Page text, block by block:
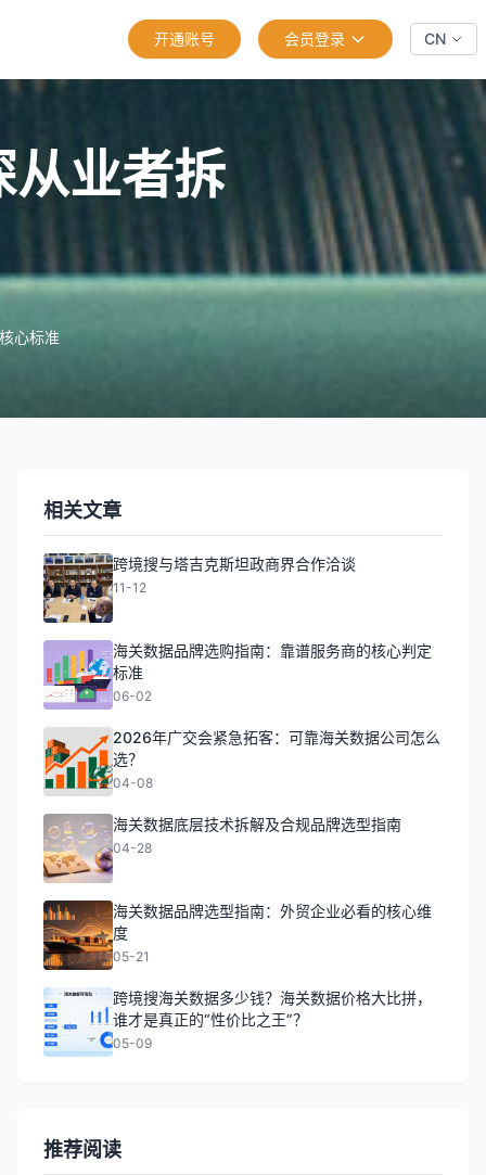
开通账号 会员登录 CN
从业者拆
心标准
相关文章
跨境搜与塔吉克斯坦政商界合作洽谈
11-12
海关数据品牌选购指南：靠谱服务商的核心判定
标准
06-02
2026年广交会紧急拓客：可靠海关数据公司怎么
选？
04-08
海关数据底层技术拆解及合规品牌选型指南
04-28
海关数据品牌选型指南：外贸企业必看的核心维
度
05-21
跨境搜海关数据多少钱？海关数据价格大比拼，
谁才是真正的“性价比之王”？
05-09
推荐阅读